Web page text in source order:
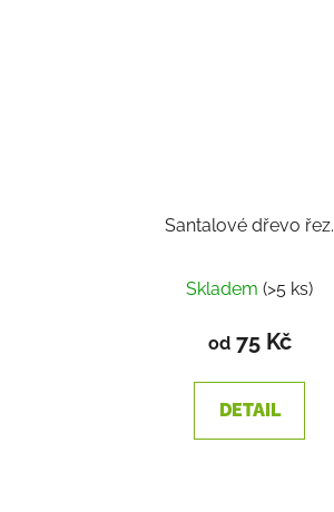
Santalové dřevo řez.
Skladem (>5 ks)
od75 Kč
DETAIL